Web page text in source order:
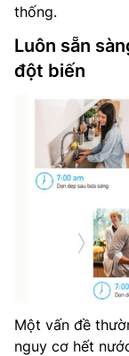
thống.
Luôn sẵn
đột biến
Một vấn đề
nguy cơ hết